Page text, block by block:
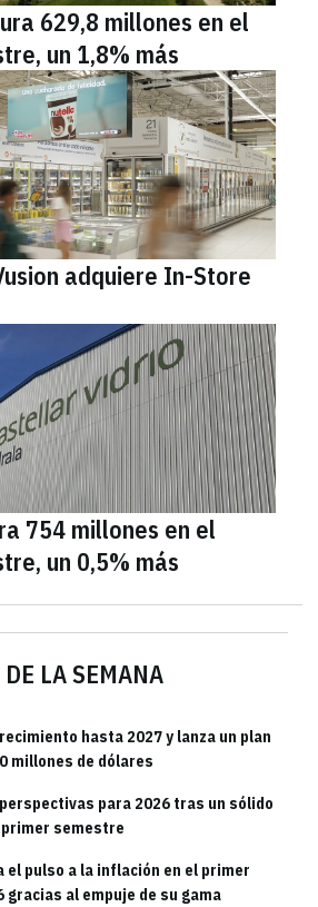
LA SEMANA
hasta 2027 y lanza un plan
millones de dólares
para 2026 tras un sólido
semestre
el pulso a la inflación en el primer
gracias al empuje de su gama
629,8 millones en el
un 1,8% más
adquiere In-Store
754 millones en el
un 0,5% más